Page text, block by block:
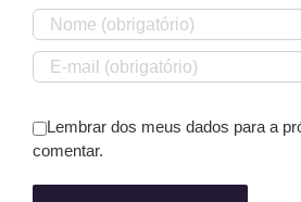
Lembrar dos meus dados para a
comentar.